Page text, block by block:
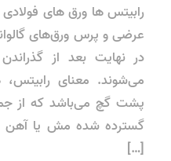
رابیتس ها ورق های
عرضی و پرس ورق‌های
در نهایت بعد از
می‌شوند. معنای رابیتس،
پشت گچ می‌باشد که از
گسترده شده مش یا آهن
[…]